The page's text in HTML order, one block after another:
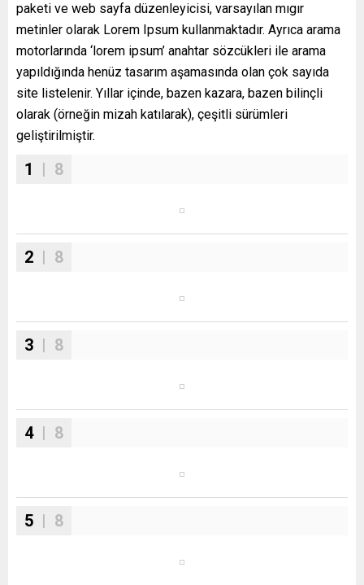
paketi ve web sayfa düzenleyicisi, varsayılan mıgır
metinler olarak Lorem Ipsum kullanmaktadır. Ayrıca arama
motorlarında ‘lorem ipsum’ anahtar sözcükleri ile arama
yapıldığında henüz tasarım aşamasında olan çok sayıda
site listelenir. Yıllar içinde, bazen kazara, bazen bilinçli
olarak (örneğin mizah katılarak), çeşitli sürümleri
geliştirilmiştir.
1 | 8
2 | 8
3 | 8
4| 8
5 | 8